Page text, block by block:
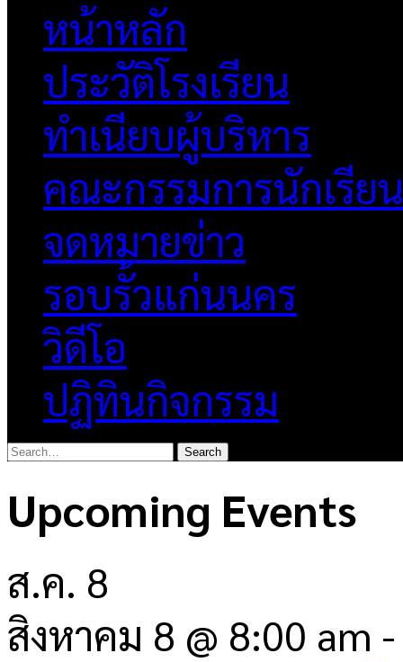
หน้าหลัก
ประวัติโรงเรียน
ทำเนียบผู้บริหาร
คณะกรรมการนักเรียน
จดหมายข่าว
รอบรั้วแก่นนคร
วิดีโอ
ปฏิทินกิจกรรม
Upcoming Events
ส.ค. 8
สิงหาคม 8 @ 8:00 am